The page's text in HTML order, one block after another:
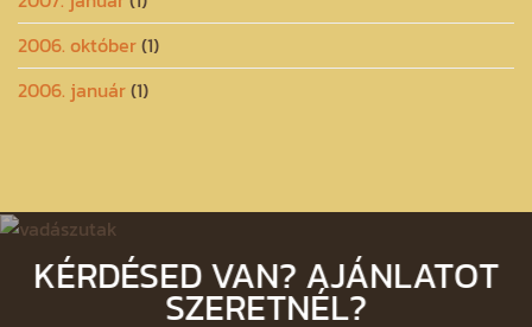
2006. október(1)
2006. január(1)
KÉRDÉSED VAN? AJÁNLATOT
SZERETNÉL?